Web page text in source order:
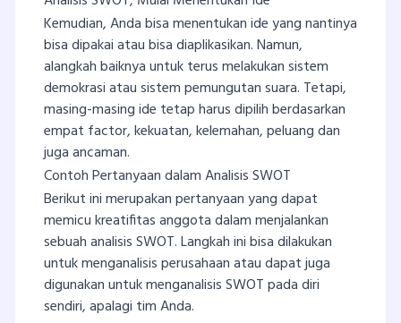
Kemudian, Anda bisa menentukan ide yang nantinya
bisa dipakai atau bisa diaplikasikan. Namun,
alangkah baiknya untuk terus melakukan sistem
demokrasi atau sistem pemungutan suara. Tetapi,
masing-masing ide tetap harus dipilih berdasarkan
empat factor, kekuatan, kelemahan, peluang dan
juga ancaman.
Contoh Pertanyaan dalam Analisis SWOT
Berikut ini merupakan pertanyaan yang dapat
memicu kreatifitas anggota dalam menjalankan
sebuah analisis SWOT. Langkah ini bisa dilakukan
untuk menganalisis perusahaan atau dapat juga
digunakan untuk menganalisis SWOT pada diri
sendiri, apalagi tim Anda.